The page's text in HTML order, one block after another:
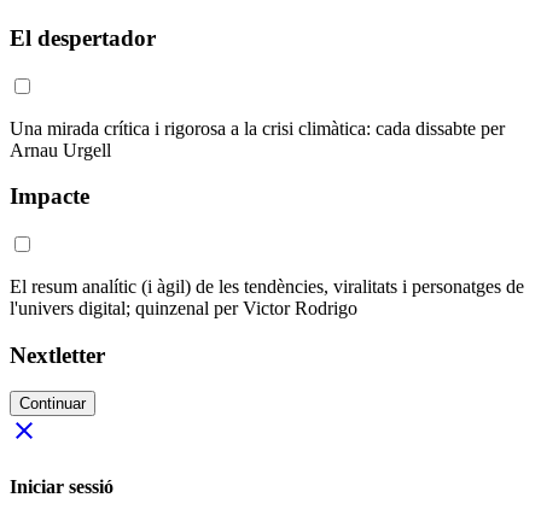
El despertador
Una mirada crítica i rigorosa a la crisi climàtica: cada dissabte per
Arnau Urgell
Impacte
El resum analític (i àgil) de les tendències, viralitats i personatges de
l'univers digital; quinzenal per Victor Rodrigo
Nextletter
Continuar
close
Iniciar sessió